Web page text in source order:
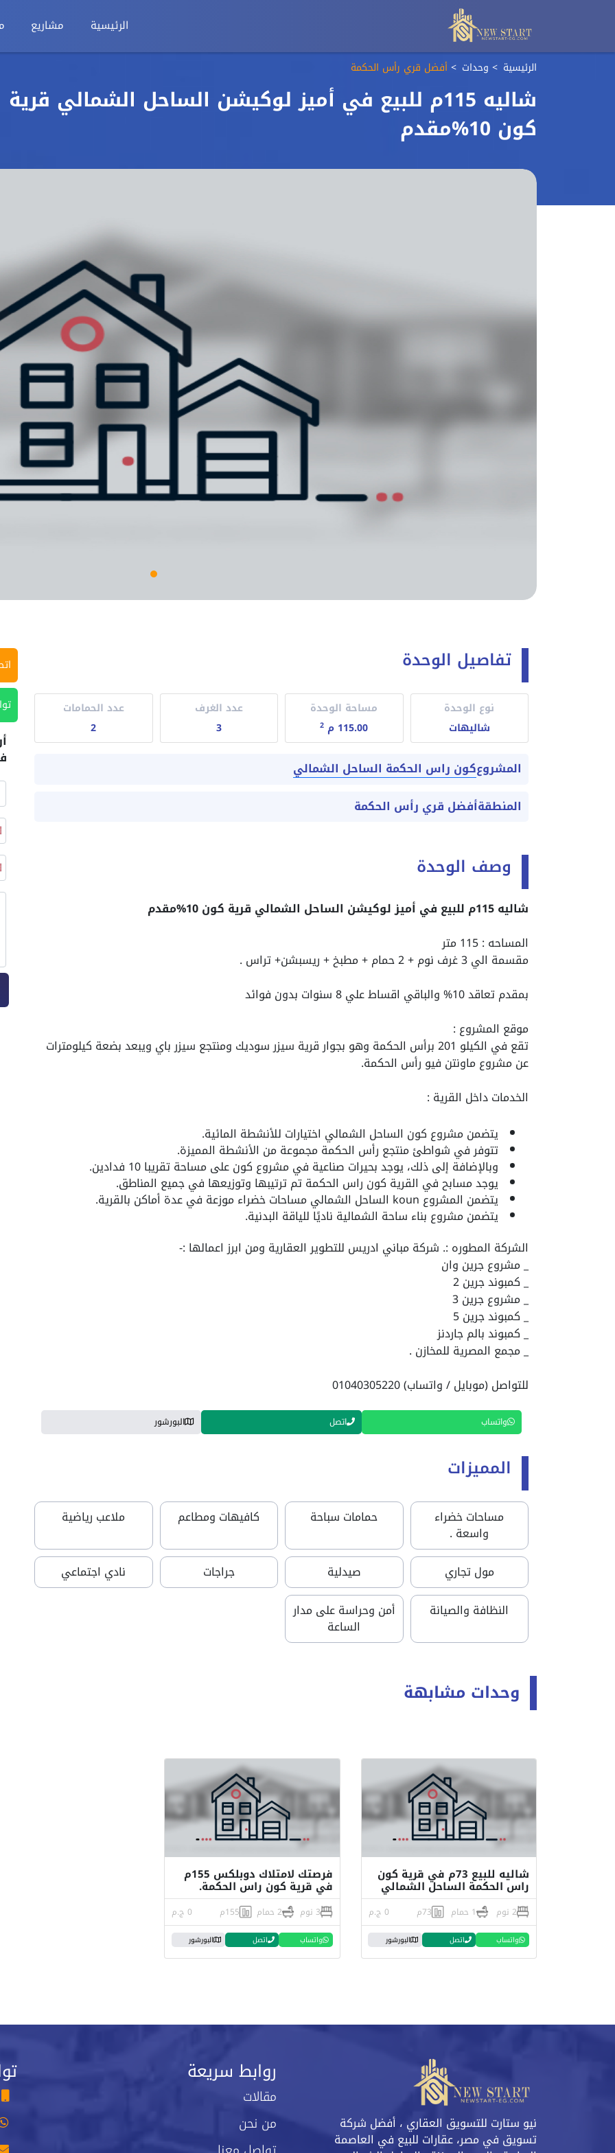
الرئيسية مشاريع
الرئيسية وحدات أفضل قري رأس الحكمة
شاليه 115م للبيع في أميز لوكيشن الساحل الشمالي قرية
كون 10%مقدم
تفاصيل الوحدة
نوع الوحدة
شاليهات
مساحة الوحدة
115.00 م
2
عدد الغرف
3
عدد الحمامات
2
المشروعكون راس الحكمة الساحل الشمالي
المنطقةأفضل قري رأس الحكمة
وصف الوحدة
شاليه 115م للبيع في أميز لوكيشن الساحل الشمالي قرية كون 10%مقدم
المساحه : 115 متر
مقسمة الي 3 غرف نوم + 2 حمام + مطبخ + ريسبشن+ تراس .
بمقدم تعاقد 10% والباقي اقساط علي 8 سنوات بدون فوائد
موقع المشروع :
تقع في الكيلو 201 برأس الحكمة وهو بجوار قرية سيزر سوديك ومنتجع سيزر باي ويبعد بضعة كيلومترات
عن مشروع ماونتن فيو رأس الحكمة.
الخدمات داخل القرية :
يتضمن مشروع كون الساحل الشمالي اختيارات للأنشطة المائية.
تتوفر في شواطئ منتجع رأس الحكمة مجموعة من الأنشطة المميزة.
وبالإضافة إلى ذلك، يوجد بحيرات صناعية في مشروع كون على مساحة تقريبا 10 فدادين.
يوجد مسابح في القرية كون راس الحكمةتم ترتيبها وتوزيعها في جميع المناطق.
يتضمن المشروع koun الساحل الشمالي مساحات خضراء موزعة في عدة أماكن بالقرية.
يتضمن مشروع بناء ساحة الشمالية ناديًا للياقة البدنية.
الشركة المطوره :. شركة مباني ادريس للتطوير العقارية ومن ابرز اعمالها :-
_ مشروع جرين وان
_ كمبوند جرين 2
_ مشروع جرين 3
_ كمبوند جرين 5
_ كمبوند بالم جاردنز
_ مجمع المصرية للمخازن .
للتواصل (موبايل / واتساب) 01040305220
واتساب اتصل البورشور
المميزات
مساحات خضراء
واسعة .
حمامات سباحة كافيهات ومطاعم ملاعب رياضية
مول تجاري صيدلية جراجات
نادي اجتماعي
النظافة والصيانة
أمن وحراسة على مدار
الساعة
وحدات مشابهة
شاليه للبيع 73م في قرية كون
راس الحكمة الساحل الشمالي
2 نوم 1 حمام 73م 0 ج.م
واتساب اتصل البورشور
فرصتك لامتلاك دوبلكس 155م
في قرية كون راس الحكمة.
3 نوم 2 حمام 155م 0 ج.م
واتساب اتصل البورشور
نيو ستارت للتسويق العقاري ، أفضل شركة
تسويق في مصر، عقارات للبيع في العاصمة
روابط سريعة
مقالات
من نحن